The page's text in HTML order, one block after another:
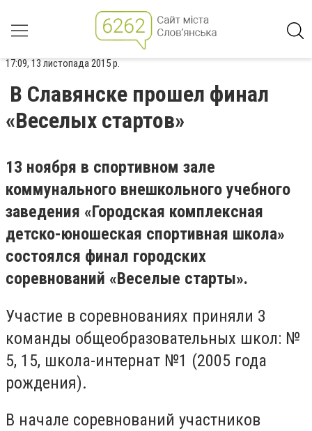
17:09, 13 листопада 2015 р.
В Славянске прошел финал
«Веселых стартов»
13 ноября в спортивном зале
коммунального внешкольного учебного
заведения «Городская комплексная
детско-юношеская спортивная школа»
состоялся финал городских
соревнований «Веселые старты».
Участие в соревнованиях приняли 3
команды общеобразовательных школ: №
5, 15, школа-интернат №1 (2005 года
рождения).
В начале соревнований участников